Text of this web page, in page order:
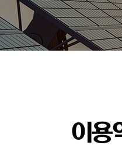
이용